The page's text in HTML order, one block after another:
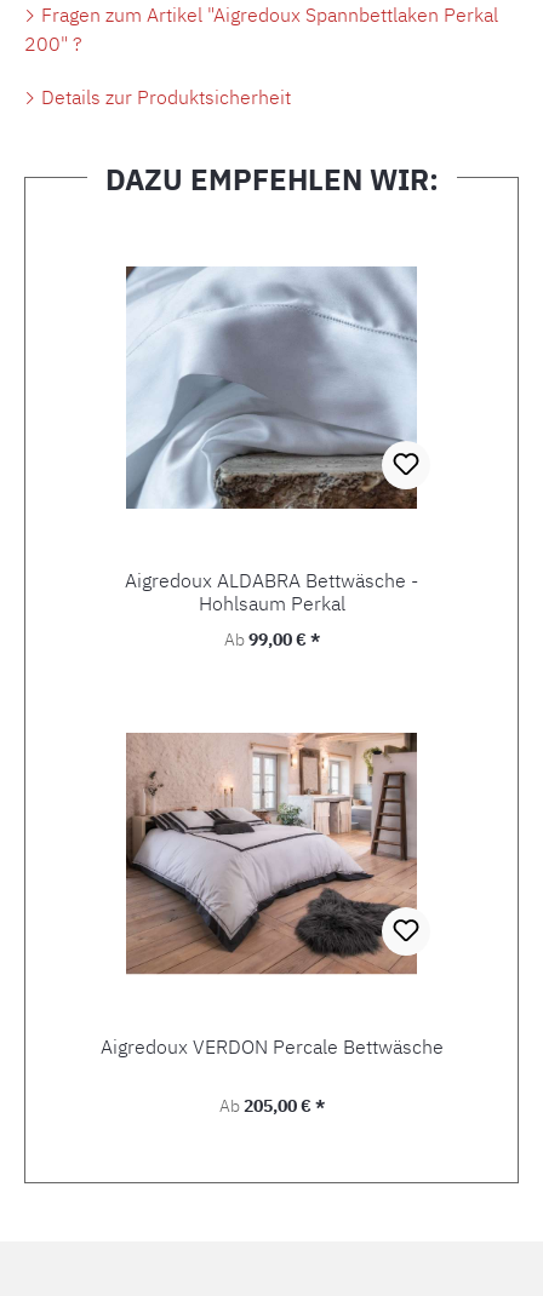
Fragen zum Artikel "Aigredoux Spannbettlaken Perkal
200" ?
Details zur Produktsicherheit
DAZU EMPFEHLEN WIR:
Aigredoux ALDABRA Bettwäsche -
Hohlsaum Perkal
Regulärer Preis:
Ab99,00 € *
Aigredoux VERDON Percale Bettwäsche
Regulärer Preis:
Ab205,00 € *